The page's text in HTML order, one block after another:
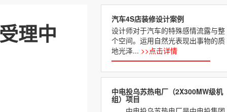
汽车4S店装修设计案例
设计师对于汽车的特殊感情流露与整
个空间。运用自然光表现出事物的质
地光泽... >>点击详情
中电投乌苏热电厂（2X300MW级机
组）项目
理中